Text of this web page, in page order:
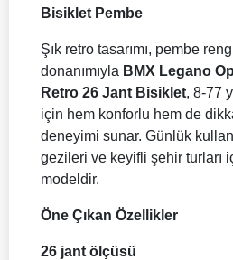
Bisiklet Pembe
Şık retro tasarımı, pembe
donanımıyla BMX Legano
Retro 26 Jant Bisiklet, 8-77
için hem konforlu hem de
deneyimi sunar. Günlük
gezileri ve keyifli şehir turları
modeldir.
Öne Çıkan Özellikler
26 jant ölçüsü